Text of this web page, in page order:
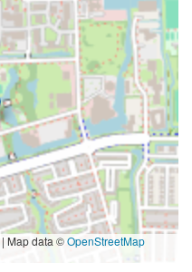
| Map data ©OpenStreetMap